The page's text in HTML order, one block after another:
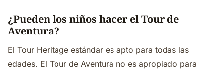
¿Pueden los niños hacer el Tour de
Aventura?
El Tour Heritage estándar es apto para todas las
edades. El Tour de Aventura no es apropiado para